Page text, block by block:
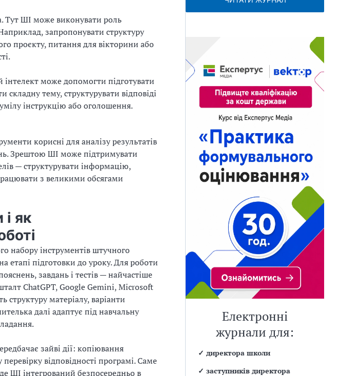
Тут ШІ може виконувати роль
запропонувати структуру
проєкту, питання для вікторини або
може допомогти підготувати
тему, структурувати відповіді
інструкцію або оголошення.
корисні для аналізу результатів
Зрештою ШІ може підтримувати
— структурувати інформацію,
з великими обсягами
як
набору інструментів штучного
етапі підготовки до уроку. Для роботи
завдань і тестів — найчастіше
ChatGPT, Google Gemini, Microsoft
матеріалу, варіанти
далі адаптує під навчальну
зайві дії: копіювання
відповідності програмі. Саме
ШІ інтегрований безпосередньо в
Електронні
журнали для:
✓ директора школи
✓ заступників директора